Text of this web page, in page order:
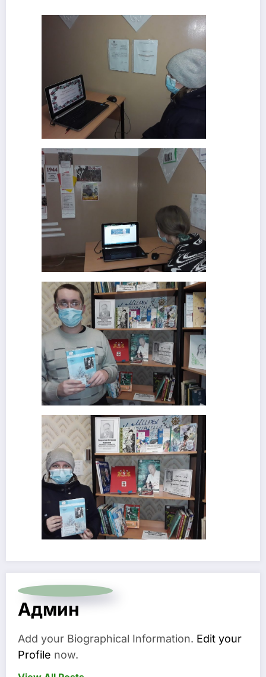
Админ
Add your Biographical Information. Edit your
Profile now.